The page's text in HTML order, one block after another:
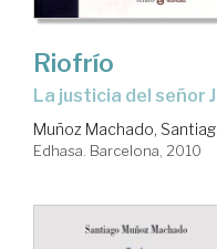
Riofrío
la justicia del señor
Muñoz Machado,
Edhasa. Barcelona, 2010